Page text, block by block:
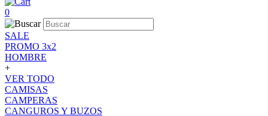
0
SALE
PROMO 3x2
HOMBRE
+
VER TODO
CAMISAS
CAMPERAS
CANGUROS Y BUZOS